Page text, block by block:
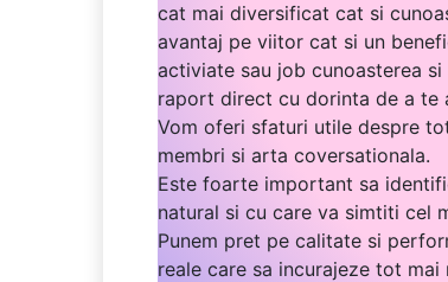
cat mai diversificat cat si
avantaj pe viitor cat si un
activiate sau job cunoasterea
raport direct cu dorinta de a te
Vom oferi sfaturi utile despre
membri si arta coversationala.
Este foarte important sa
natural si cu care va simtiti cel
Punem pret pe calitate si
reale care sa incurajeze tot